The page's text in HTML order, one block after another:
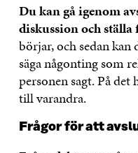
Du kan gå igenom
diskussion och
börjar, och sedan
säga någonting som
personen sagt. På
till varandra.
Frågor för att